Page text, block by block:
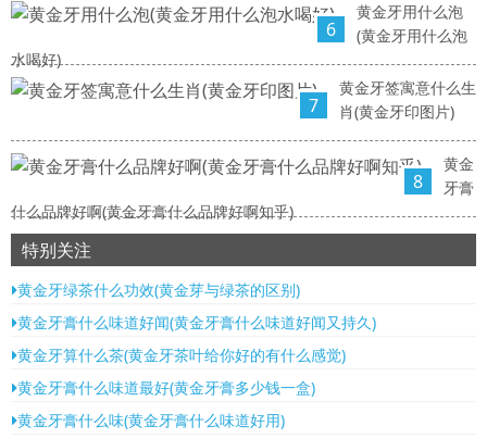
6
黄金牙用什么泡
(黄金牙用什么泡
水喝好)
7
黄金牙签寓意什么生
肖(黄金牙印图片)
8
黄金
牙膏
什么品牌好啊(黄金牙膏什么品牌好啊知乎)
特别关注
黄金牙绿茶什么功效(黄金芽与绿茶的区别)
黄金牙膏什么味道好闻(黄金牙膏什么味道好闻又持久)
黄金牙算什么茶(黄金牙茶叶给你好的有什么感觉)
黄金牙膏什么味道最好(黄金牙膏多少钱一盒)
黄金牙膏什么味(黄金牙膏什么味道好用)